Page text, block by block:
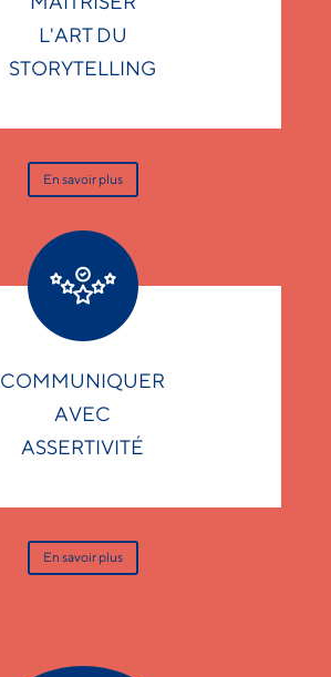
L'ART DU
STORYTELLING
En savoir plus
COMMUNIQUER
AVEC
ASSERTIVITÉ
En savoir plus